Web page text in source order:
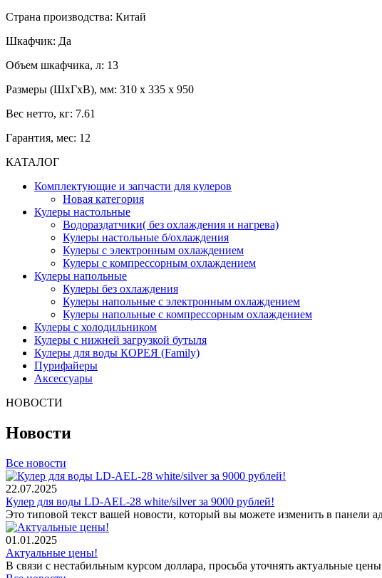
Страна производства: Китай
Шкафчик: Да
Объем шкафчика, л: 13
Размеры (ШхГхВ), мм: 310 х 335 х 950
Вес нетто, кг: 7.61
Гарантия, мес: 12
КАТАЛОГ
Комплектующие и запчасти для кулеров
Новая категория
Кулеры настольные
Водораздатчики( без охлаждения и нагрева)
Кулеры настольные б/охлаждения
Кулеры с электронным охлаждением
Кулеры с компрессорным охлаждением
Кулеры напольные
Кулеры без охлаждения
Кулеры напольные с электронным охлаждением
Кулеры напольные с компрессорным охлаждением
Кулеры с холодильником
Кулеры с нижней загрузкой бутыля
Кулеры для воды КОРЕЯ (Family)
Пурифайеры
Аксессуары
НОВОСТИ
Новости
Все новости
22.07.2025
Кулер для воды LD-AEL-28 white/silver за 9000 рублей!
Это типовой текст вашей новости, который вы можете изменить в панели
01.01.2025
Актуальные цены!
В связи с нестабильным курсом доллара, просьба уточнять актуальные